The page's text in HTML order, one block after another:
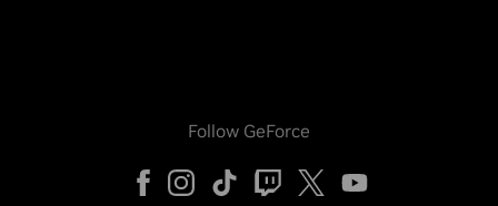
Follow GeForce